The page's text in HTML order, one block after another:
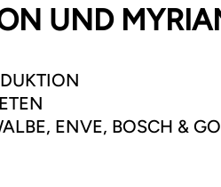
UND
ENVE, BOSCH &